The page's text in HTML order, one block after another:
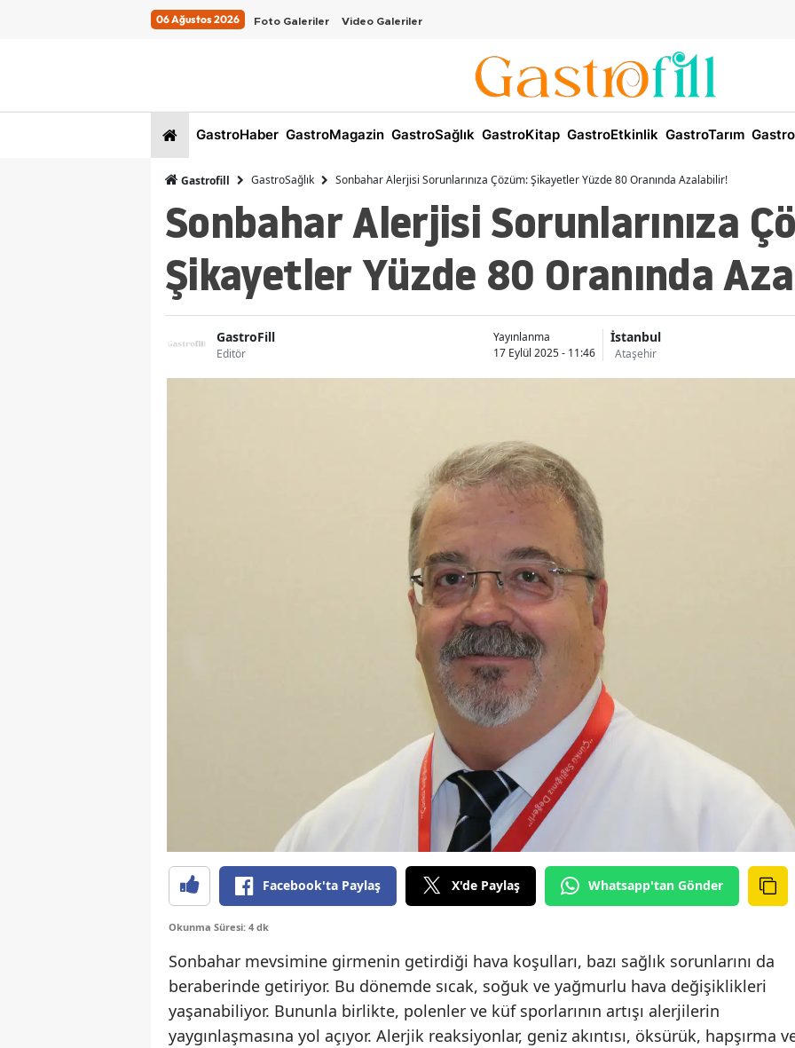
06 Ağustos 2026 Foto Galeriler Video Galeriler
GastroHaber GastroMagazin GastroSağlık GastroKitap GastroEtkinlik GastroTarım
Gastrofill GastroSağlık Sonbahar Alerjisi Sorunlarınıza Çözüm: Şikayetler Yüzde 80 Oranında Azalabilir!
Sonbahar Alerjisi Sorunlarınıza
Şikayetler Yüzde 80 Oranında
GastroFill
Editör
Yayınlanma
17 Eylül 2025 - 11:46
İstanbul
Ataşehir
Facebook'ta Paylaş X'de Paylaş Whatsapp'tan Gönder
Okunma Süresi: 4 dk
Sonbahar mevsimine girmenin getirdiği hava koşulları, bazı sağlık sorunlarını da
beraberinde getiriyor. Bu dönemde sıcak, soğuk ve yağmurlu hava değişiklikleri
yaşanabiliyor. Bununla birlikte, polenler ve küf sporlarının artışı alerjilerin
yaygınlaşmasına yol açıyor. Alerjik reaksiyonlar, geniz akıntısı, öksürük, hapşırma